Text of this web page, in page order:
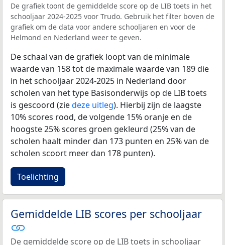
De grafiek toont de gemiddelde score op de LIB toets in het
schooljaar 2024-2025 voor Trudo. Gebruik het filter boven de
grafiek om de data voor andere schooljaren en voor de
Helmond en Nederland weer te geven.
De schaal van de grafiek loopt van de minimale
waarde van 158 tot de maximale waarde van 189 die
in het schooljaar 2024-2025 in Nederland door
scholen van het type Basisonderwijs op de LIB toets
is gescoord (ziedeze uitleg). Hierbij zijn de laagste
10% scores rood, de volgende 15% oranje en de
hoogste 25% scores groen gekleurd (25% van de
scholen haalt minder dan 173 punten en 25% van de
scholen scoort meer dan 178 punten).
Toelichting
Gemiddelde LIB scores per schooljaar
De gemiddelde score op de LIB toets in schooljaar